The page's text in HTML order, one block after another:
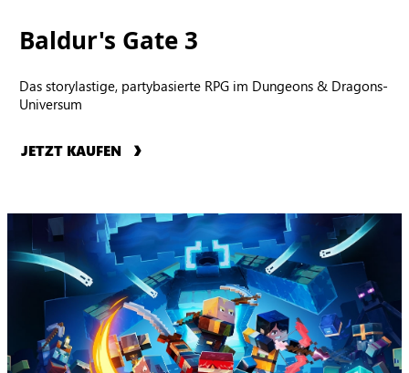
Baldur's Gate 3
Das storylastige, partybasierte RPG im Dungeons & Dragons-
Universum
JETZT KAUFEN